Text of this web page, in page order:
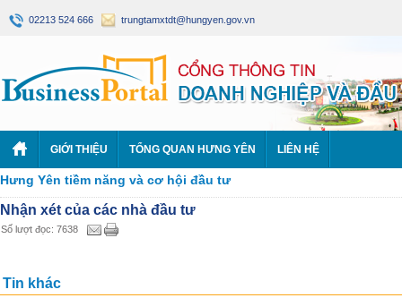
02213 524 666 trungtamxtdt@hungyen.gov.vn
GIỚI THIỆU TỔNG QUAN HƯNG YÊN LIÊN HỆ
Hưng Yên tiềm năng và cơ hội đầu tư
Nhận xét của các nhà đầu tư
Số lượt đọc: 7638
Tin khác